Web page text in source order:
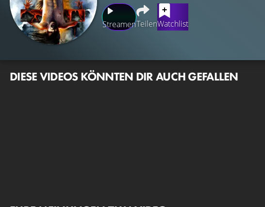
StreamenTeilenWatchlist
DIESE VIDEOS KÖNNTEN DIR AUCH GEFALLEN